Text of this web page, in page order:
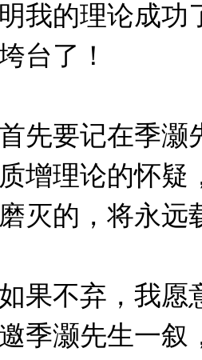
我的理论成
台了！
先要记在季灏
增理论的怀疑
灭的，将永远
果不弃，我愿
季灏先生一叙